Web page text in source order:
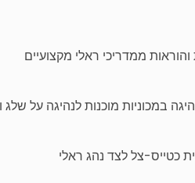
ממדריכי ראלי מקצועיים
במכוניות מוכנות לנהיגה על
כטייס-צל לצד נהג ראלי